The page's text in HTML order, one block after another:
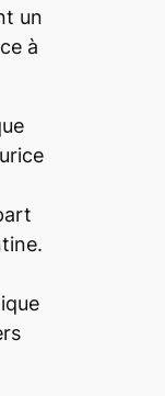
un
à